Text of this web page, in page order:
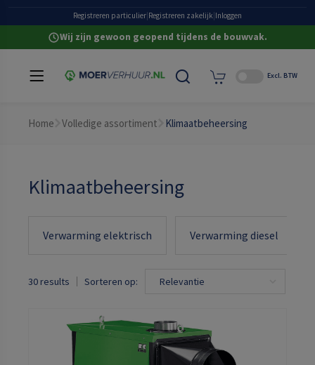
Heldere all-in prijzenRegistreren particulier Registreren zakelijk Inloggen
Wij zijn gewoon geopend tijdens de bouwvak.
Excl. BTW
Home Volledige assortiment Klimaatbeheersing
Klimaatbeheersing
Verwarming elektrisch Verwarming diesel
30 results Sorteren op: